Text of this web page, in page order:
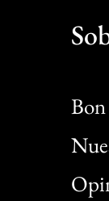
Bon